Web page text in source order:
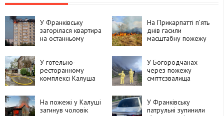
У Франківську
загорілася квартира
на останньому
На Прикарпатті п’ять
днів гасили
масштабну пожежу
У готельно-
ресторанному
комплексі Калуша
У Богородчанах
через пожежу
сміттєзвалища
речовинами
На пожежі у Калуші
загинув чоловік
У Франківську
патрульні зупинили